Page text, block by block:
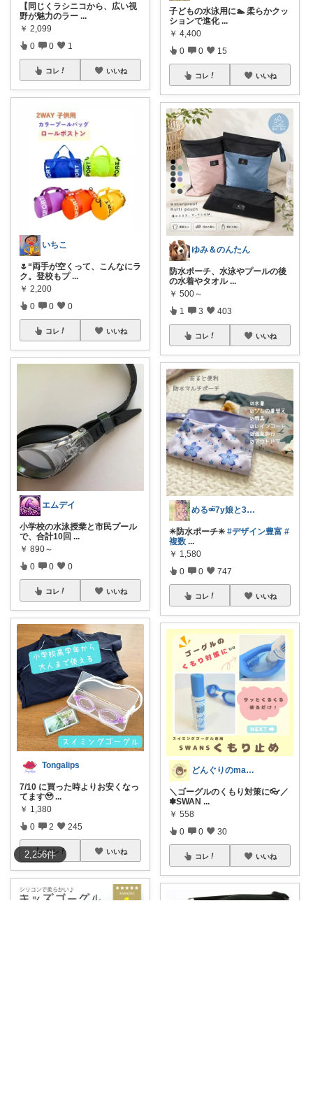
2,256件
【同じくラシニコから、広い視
野が魅力のラー ...
￥ 2,099
0 0 1
コレ いいね
いちこ
🌷“両手が空くって、こんなにラ
ク。登校もプ ...
￥ 2,200
0 0 0
コレ いいね
エムデイ
小学校の水泳授業と市民プール
で、合計10回 ...
￥ 890～
0 0 0
コレ いいね
Tongalips
7/10 に買った時よりお安くなっ
てます🥹 ...
￥ 1,380
0 2 245
コレ いいね
子どもの水泳用に🏊 柔らかクッ
ションで進化 ...
￥ 4,400
0 0 15
コレ いいね
ゆみ＆のんたん
防水ポーチ、水泳やプールの後
の水着やタオル ...
￥ 500～
1 3 403
コレ いいね
める⚮̈7y娘と3人暮らし𓂃◌𓈒𓐍
✳︎防水ポーチ✳︎ #デザイン豊富 #
複数 ...
￥ 1,580
0 0 747
コレ いいね
どんぐりのmama☆子育てグッズ
＼ゴーグルのくもり対策に👓／
✽SWAN ...
￥ 558
0 0 30
コレ いいね